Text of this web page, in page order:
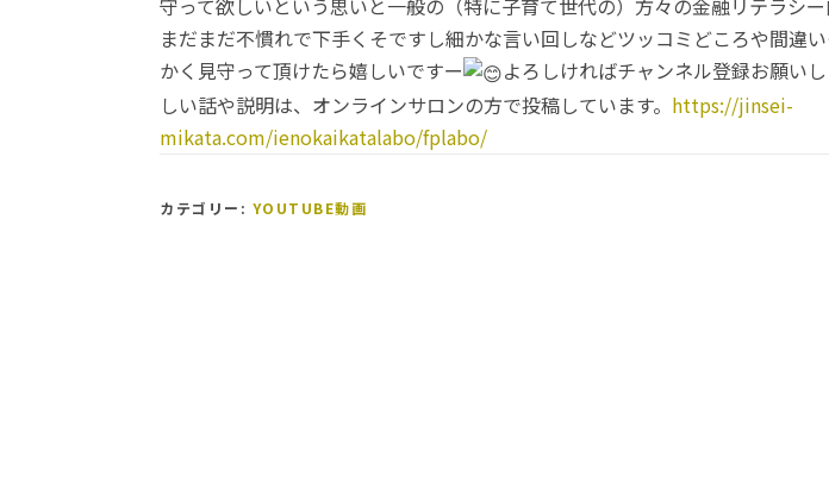
守って欲しいという思いと一般の（特に子育て世代の）方々の金融リテラシー
まだまだ不慣れで下手くそですし細かな言い回しなどツッコミどころや間違
かく見守って頂けたら嬉しいですー
よろしければチャンネル登録お願い
しい話や説明は、オンラインサロンの方で投稿しています。 https://jinsei-
mikata.com/ienokaikatalabo/fplabo/
カテゴリー: YOUTUBE動画